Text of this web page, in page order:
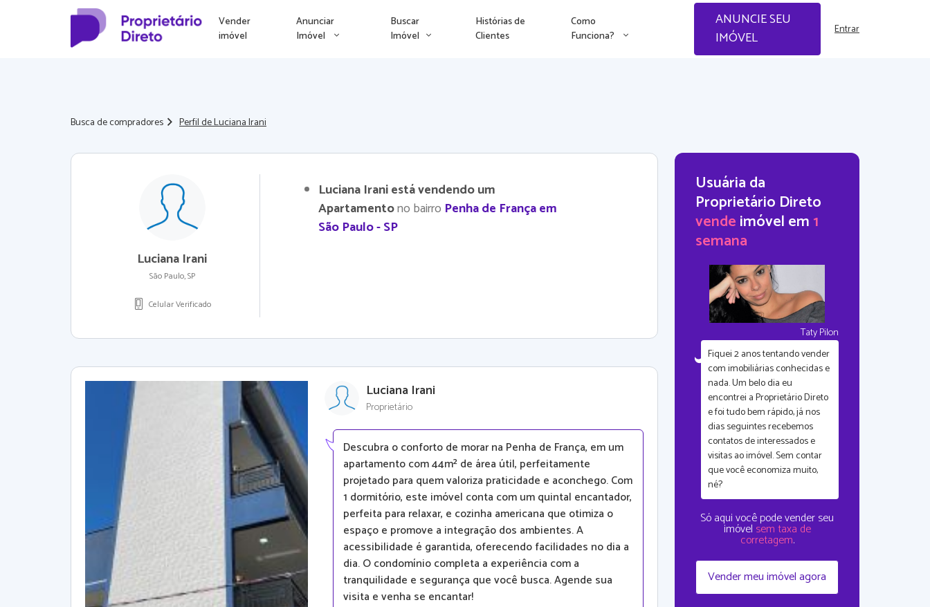
Vender
imóvel
Anunciar
Imóvel
Buscar
Imóvel
Histórias de
Clientes
Como
Funciona?
ANUNCIE SEU
IMÓVEL
Entrar
Busca de compradores Perfil de Luciana Irani
Luciana Irani
São Paulo, SP
Celular Verificado
Luciana Irani está vendendo um
Apartamentono bairro Penha de França em
São Paulo - SP
Luciana Irani
Proprietário
Descubra o conforto de morar na Penha de França, em um
apartamento com 44m² de área útil, perfeitamente
projetado para quem valoriza praticidade e aconchego. Com
1 dormitório, este imóvel conta com um quintal encantador,
perfeita para relaxar, e cozinha americana que otimiza o
espaço e promove a integração dos ambientes. A
acessibilidade é garantida, oferecendo facilidades no dia a
dia. O condomínio completa a experiência com a
tranquilidade e segurança que você busca. Agende sua
visita e venha se encantar!
Usuária da
Proprietário Direto
vendeimóvel em1
semana
Taty Pilon
Fiquei2 anos tentando vender
com imobiliárias conhecidase
nada. Um belo dia eu
encontrei a Proprietário Direto
e foi tudo bem rápido, já nos
dias seguintes recebemos
contatos de interessados e
visitas ao imóvel. Sem contar
quevocê economiza muito,
né?
Só aqui você pode vender seu
imóvel sem taxa de
corretagem.
Vender meu imóvel agora